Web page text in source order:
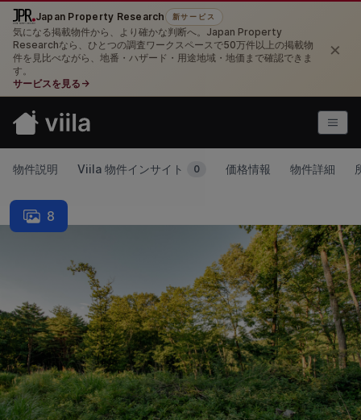
Japan Property Research 新サービス
気になる掲載物件から、より確かな判断へ。Japan Property
Researchなら、ひとつの調査ワークスペースで50万件以上の掲載物
件を見比べながら、地番・ハザード・用途地域・地価まで確認できま
す。
サービスを見る →
×
物件説明 Viila 物件インサイト 0 価格情報 物件詳細
8